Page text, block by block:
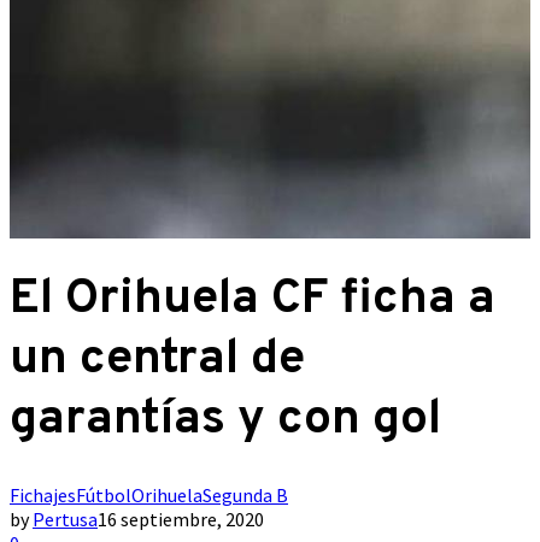
El Orihuela CF ficha a
un central de
garantías y con gol
FichajesFútbolOrihuelaSegunda B
byPertusa16 septiembre, 2020